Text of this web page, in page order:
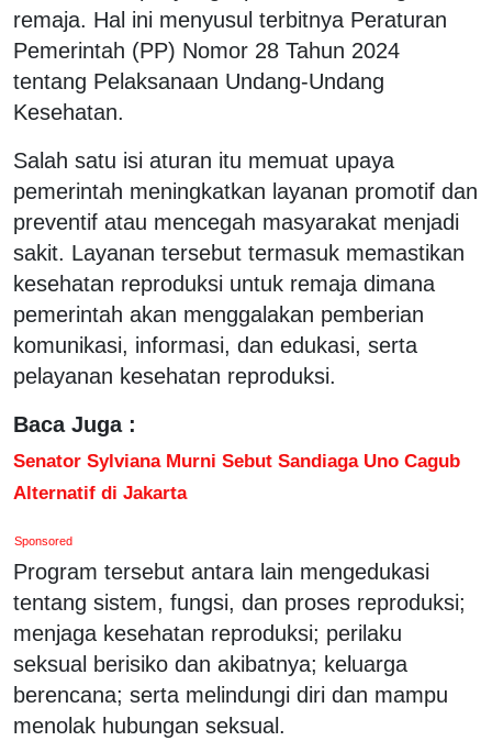
remaja. Hal ini menyusul terbitnya Peraturan
Pemerintah (PP) Nomor 28 Tahun 2024
tentang Pelaksanaan Undang-Undang
Kesehatan.
Salah satu isi aturan itu memuat upaya
pemerintah meningkatkan layanan promotif dan
preventif atau mencegah masyarakat menjadi
sakit. Layanan tersebut termasuk memastikan
kesehatan reproduksi untuk remaja dimana
pemerintah akan menggalakan pemberian
komunikasi, informasi, dan edukasi, serta
pelayanan kesehatan reproduksi.
Baca Juga :
Senator Sylviana Murni Sebut Sandiaga Uno Cagub
Alternatif di Jakarta
Sponsored
Program tersebut antara lain mengedukasi
tentang sistem, fungsi, dan proses reproduksi;
menjaga kesehatan reproduksi; perilaku
seksual berisiko dan akibatnya; keluarga
berencana; serta melindungi diri dan mampu
menolak hubungan seksual.